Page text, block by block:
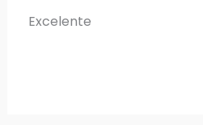
Excelente